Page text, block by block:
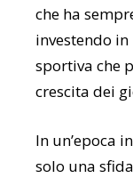
che ha
investendo
sportiva che
crescita dei
In un’epoca
solo una